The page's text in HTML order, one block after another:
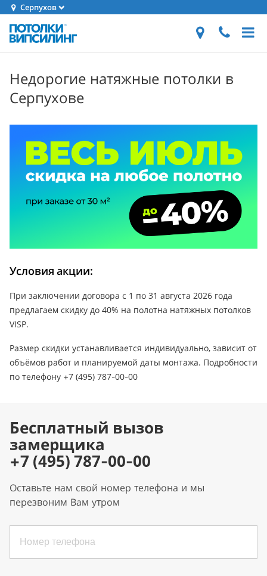
Серпухов
Недорогие натяжные потолки в
Серпухове
Условия акции:
При заключении договора с 1 по 31 августа 2026 года
предлагаем скидку до 40% на полотна натяжных потолков
VISP.
Размер скидки устанавливается индивидуально, зависит от
объёмов работ и планируемой даты монтажа. Подробности
по телефону +7 (495) 787-00-00
Бесплатный вызов
замерщика
+7 (495) 787-00-00
Оставьте нам свой номер телефона и мы
перезвоним Вам утром